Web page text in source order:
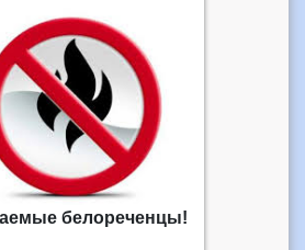
белореченцы!